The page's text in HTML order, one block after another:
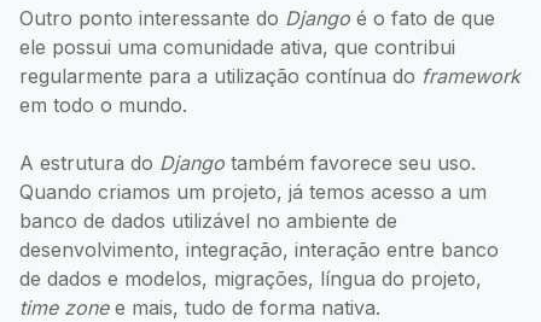
Outro ponto interessante do Django é o fato de que
ele possui uma comunidade ativa, que contribui
regularmente para a utilização contínua do framework
em todo o mundo.
A estrutura do Django também favorece seu uso.
Quando criamos um projeto, já temos acesso a um
banco de dados utilizável no ambiente de
desenvolvimento, integração, interação entre banco
de dados e modelos, migrações, língua do projeto,
time zonee mais, tudo de forma nativa.